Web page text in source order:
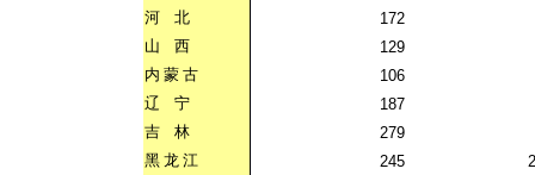
河
北
172
山
西
129
内 蒙 古
106
辽
宁
187
吉
林
279
黑 龙 江 245